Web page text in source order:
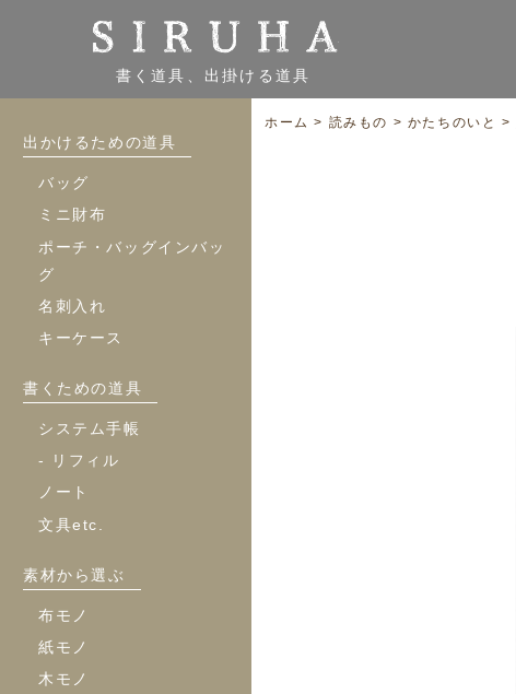
書く道具、出掛ける道具
出かけるための道具
バッグ
ミニ財布
ポーチ・バッグインバッ
グ
名刺入れ
キーケース
書くための道具
システム手帳
- リフィル
ノート
文具etc.
素材から選ぶ
布モノ
紙モノ
木モノ
ホーム > 読みもの > かたちのいと >